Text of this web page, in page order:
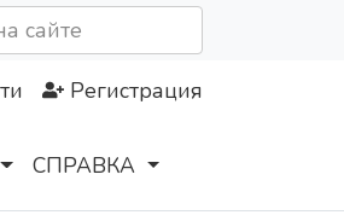
Регистрация
СПРАВКА